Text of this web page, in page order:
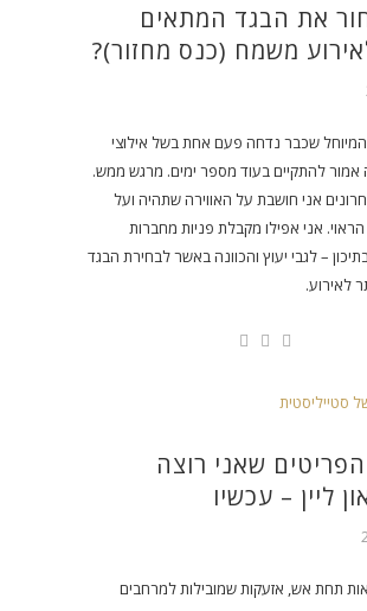
את הבגד המתאים
משמח (כנס מחזור)?
שכבר נדחה פעם אחת בשל אילוצי
אמור להתקיים בעוד מספר ימים. מרגש ממש.
אני חושבת על האווירה שתהיה ועל
אני אפילו מקבלת פניות מחברות
– לגבי יעוץ והכוונה באשר לבחירת הבגד
לאירוע.
שאני רוצה
ליין – עכשיו
תחת אש, אזעקות שמובילות למרחבים